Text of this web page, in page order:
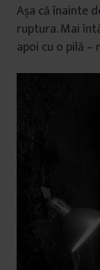
Așa că înainte
ruptura. Mai
apoi cu o pilă